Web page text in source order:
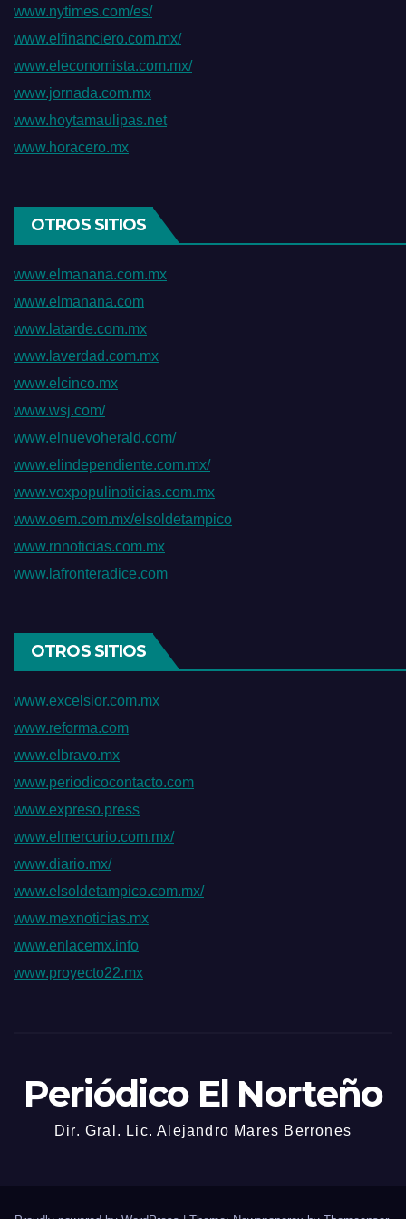
www.nytimes.com/es/
www.elfinanciero.com.mx/
www.eleconomista.com.mx/
www.jornada.com.mx
www.hoytamaulipas.net
www.horacero.mx
OTROS SITIOS
www.elmanana.com.mx
www.elmanana.com
www.latarde.com.mx
www.laverdad.com.mx
www.elcinco.mx
www.wsj.com/
www.elnuevoherald.com/
www.elindependiente.com.mx/
www.voxpopulinoticias.com.mx
www.oem.com.mx/elsoldetampico
www.rnnoticias.com.mx
www.lafronteradice.com
OTROS SITIOS
www.excelsior.com.mx
www.reforma.com
www.elbravo.mx
www.periodicocontacto.com
www.expreso.press
www.elmercurio.com.mx/
www.diario.mx/
www.elsoldetampico.com.mx/
www.mexnoticias.mx
www.enlacemx.info
www.proyecto22.mx
Periódico El Norteño
Dir. Gral. Lic. Alejandro Mares Berrones